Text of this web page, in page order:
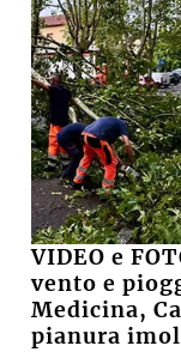
VIDEO e
vento e
Medicina,
pianura